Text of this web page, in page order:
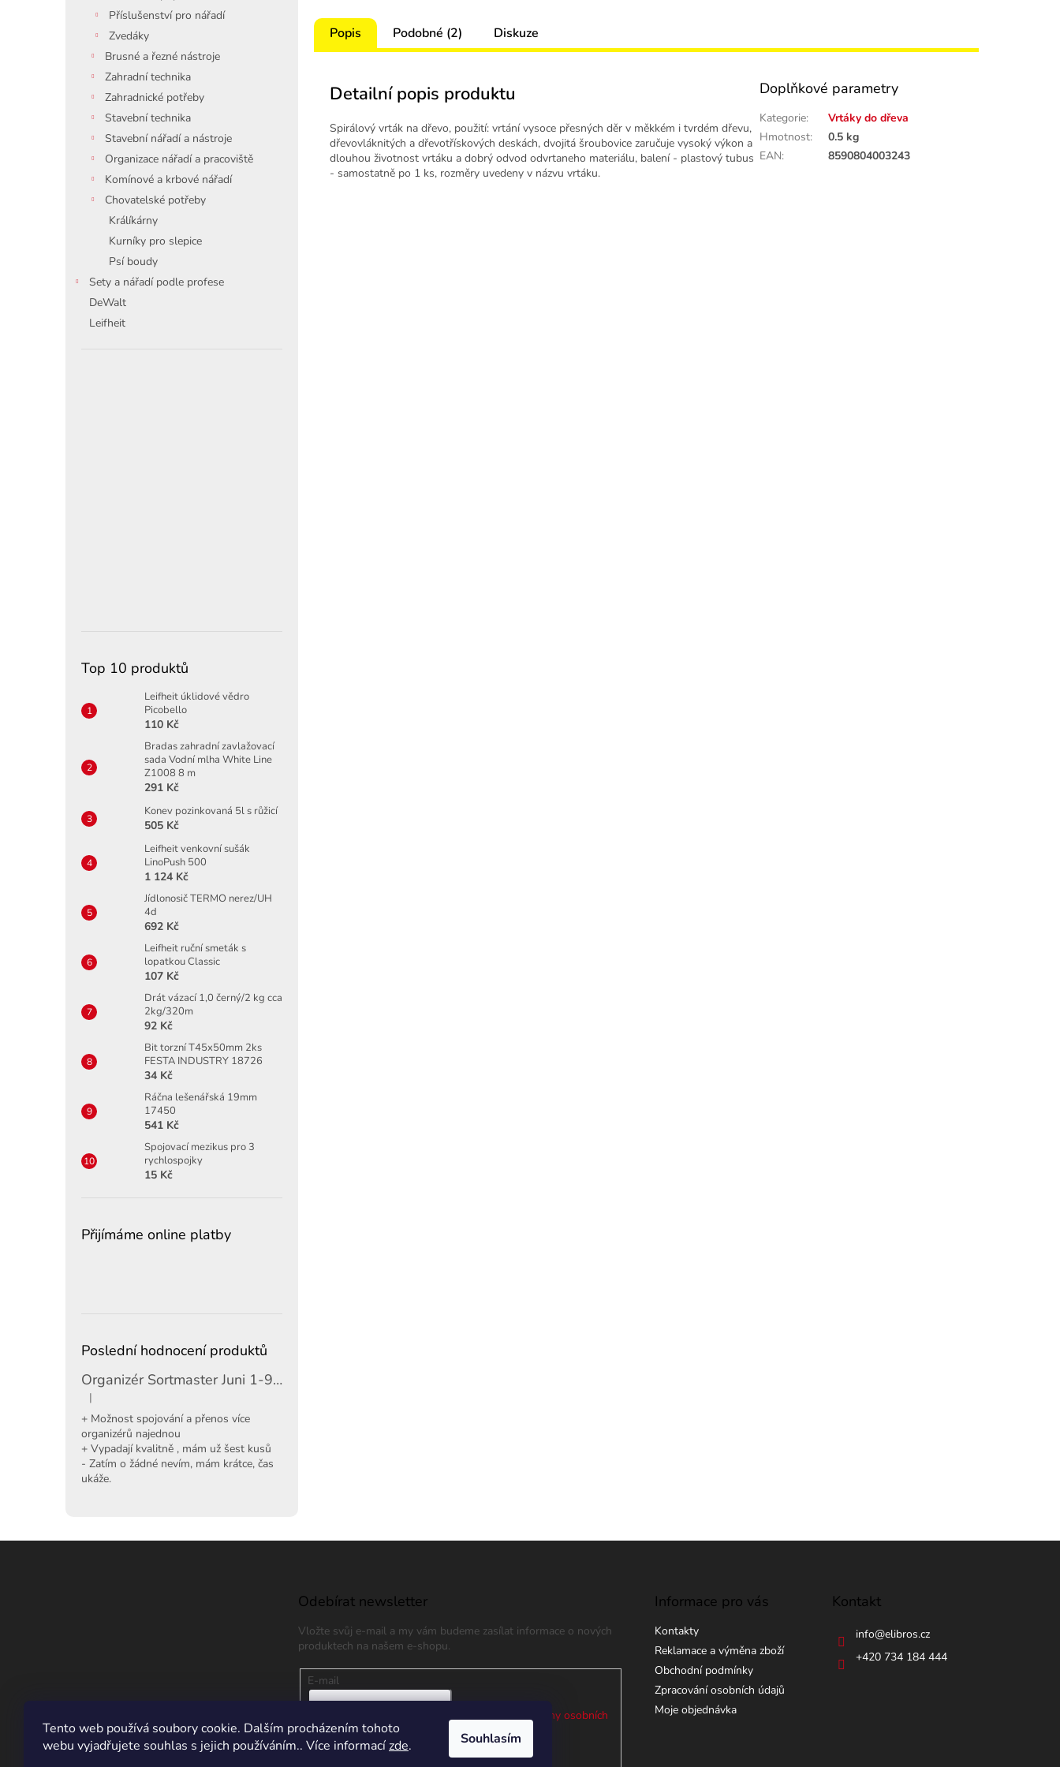
Tento web používá soubory cookie. Dalším procházením tohoto
webu vyjadřujete souhlas s jejich používáním.. Více informacízde. Souhlasím
Příslušenství pro nářadí
Zvedáky
Brusné a řezné nástroje
Zahradní technika
Zahradnické potřeby
Stavební technika
Stavební nářadí a nástroje
Organizace nářadí a pracoviště
Komínové a krbové nářadí
Chovatelské potřeby
Králíkárny
Kurníky pro slepice
Psí boudy
Sety a nářadí podle profese
DeWalt
Leifheit
Top 10 produktů
Leifheit úklidové vědro
Picobello
110 Kč
Bradas zahradní zavlažovací
sada Vodní mlha White Line
Z1008 8 m
291 Kč
Konev pozinkovaná 5l s růžicí
505 Kč
Leifheit venkovní sušák
LinoPush 500
1 124 Kč
Jídlonosič TERMO nerez/UH
4d
692 Kč
Leifheit ruční smeták s
lopatkou Classic
107 Kč
Drát vázací 1,0 černý/2 kg cca
2kg/320m
92 Kč
Bit torzní T45x50mm 2ks
FESTA INDUSTRY 18726
34 Kč
Ráčna lešenářská 19mm
17450
541 Kč
Spojovací mezikus pro 3
rychlospojky
15 Kč
Přijímáme online platby
Poslední hodnocení produktů
Organizér Sortmaster Juni 1-97-483
Hodnocení produktu je 5 z 5 hvězdiček.
|
+ Možnost spojování a přenos více
organizérů najednou
+ Vypadají kvalitně , mám už šest kusů
- Zatím o žádné nevím, mám krátce, čas
ukáže.
Popis Podobné (2) Diskuze
Detailní popis produktu
Spirálový vrták na dřevo, použití: vrtání vysoce přesných děr v měkkém i tvrdém dřevu,
dřevovláknitých a dřevotřískových deskách, dvojitá šroubovice zaručuje vysoký výkon a
dlouhou životnost vrtáku a dobrý odvod odvrtaneho materiálu, balení - plastový tubus
- samostatně po 1 ks, rozměry uvedeny v názvu vrtáku.
Doplňkové parametry
Kategorie:
Vrtáky do dřeva
Hmotnost:
0.5 kg
EAN: 8590804003243
Z
Odebírat newsletter
Vložte svůj e-mail a my vám budeme zasílat informace o nových
produktech na našem e-shopu.
E-mail
podmínkami ochrany osobních
údajů
Informace pro vás
Kontakty
Reklamace a výměna zboží
Obchodní podmínky
Zpracování osobních údajů
Moje objednávka
Kontakt
info@elibros.cz
+420 734 184 444